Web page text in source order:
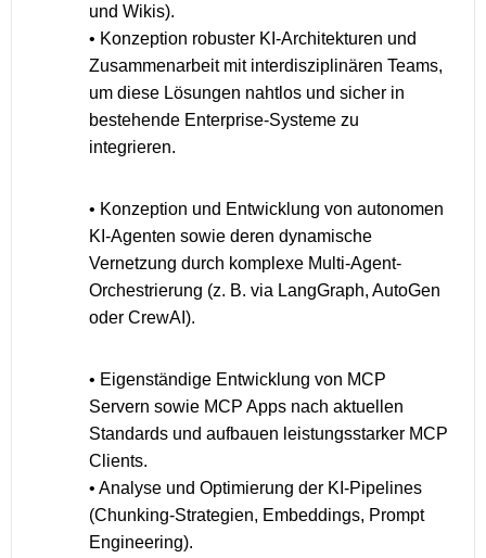
und Wikis).
• Konzeption robuster KI-Architekturen und
Zusammenarbeit mit interdisziplinären Teams,
um diese Lösungen nahtlos und sicher in
bestehende Enterprise-Systeme zu
integrieren.
• Konzeption und Entwicklung von autonomen
KI-Agenten sowie deren dynamische
Vernetzung durch komplexe Multi-Agent-
Orchestrierung (z. B. via LangGraph, AutoGen
oder CrewAI).
• Eigenständige Entwicklung von MCP
Servern sowie MCP Apps nach aktuellen
Standards und aufbauen leistungsstarker MCP
Clients.
• Analyse und Optimierung der KI-Pipelines
(Chunking-Strategien, Embeddings, Prompt
Engineering).